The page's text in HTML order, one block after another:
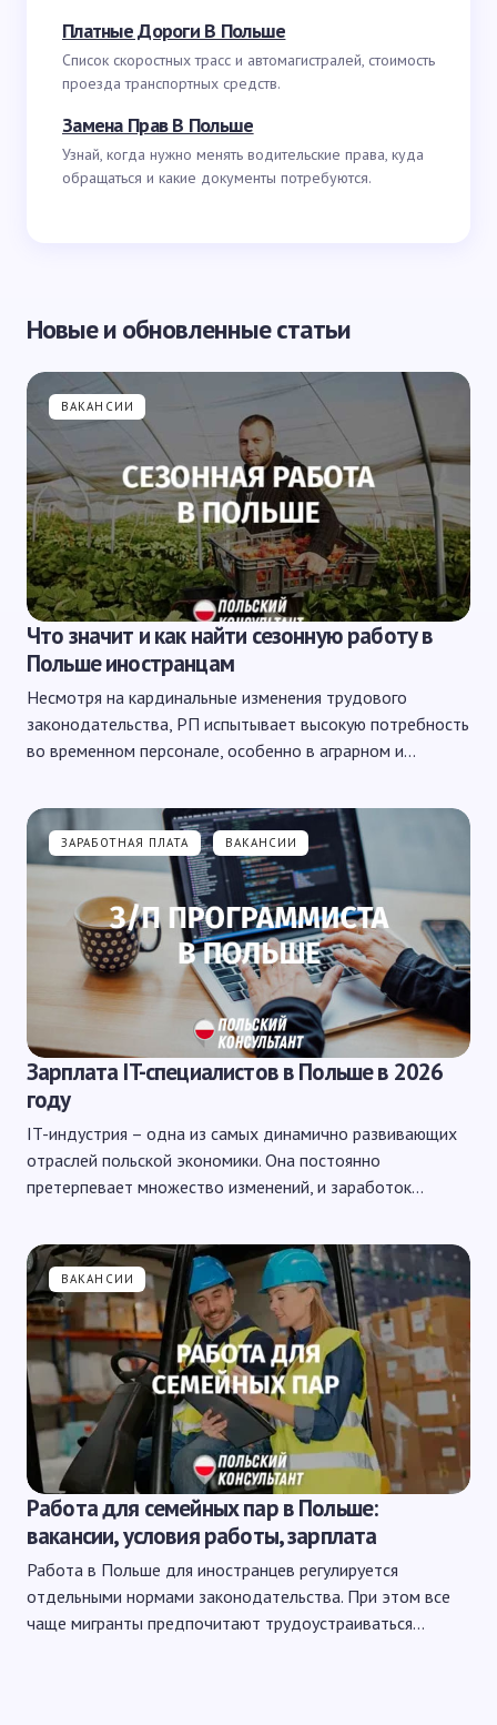
Платные Дороги В Польше
Список скоростных трасс и автомагистралей, стоимость
проезда транспортных средств.
Замена Прав В Польше
Узнай, когда нужно менять водительские права, куда
обращаться и какие документы потребуются.
Новые и обновленные статьи
ВАКАНСИИ
Что значит и как найти сезонную работу в
Польше иностранцам
Несмотря на кардинальные изменения трудового
законодательства, РП испытывает высокую потребность
во временном персонале, особенно в аграрном и…
ЗАРАБОТНАЯ ПЛАТА ВАКАНСИИ
Зарплата IT-специалистов в Польше в 2026
году
IT-индустрия – одна из самых динамично развивающих
отраслей польской экономики. Она постоянно
претерпевает множество изменений, и заработок…
ВАКАНСИИ
Работа для семейных пар в Польше:
вакансии, условия работы, зарплата
Работа в Польше для иностранцев регулируется
отдельными нормами законодательства. При этом все
чаще мигранты предпочитают трудоустраиваться…